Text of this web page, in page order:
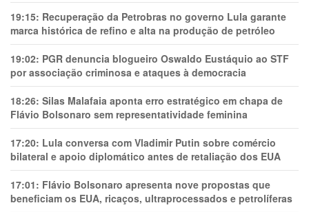
19:15: Recuperação da Petrobras no governo Lula garante
marca histórica de refino e alta na produção de petróleo
19:02: PGR denuncia blogueiro Oswaldo Eustáquio ao STF
por associação criminosa e ataques à democracia
18:26: Silas Malafaia aponta erro estratégico em chapa de
Flávio Bolsonaro sem representatividade feminina
17:20: Lula conversa com Vladimir Putin sobre comércio
bilateral e apoio diplomático antes de retaliação dos EUA
17:01: Flávio Bolsonaro apresenta nove propostas que
beneficiam os EUA, ricaços, ultraprocessados e petrolíferas